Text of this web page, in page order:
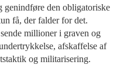
genindføre den obligatoriske
få, der falder for det.
millioner i graven og
afskaffelse af
og militarisering.